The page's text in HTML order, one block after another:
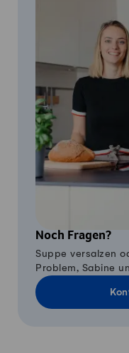
Noch Fragen?
Suppe versalzen
Problem, Sabine